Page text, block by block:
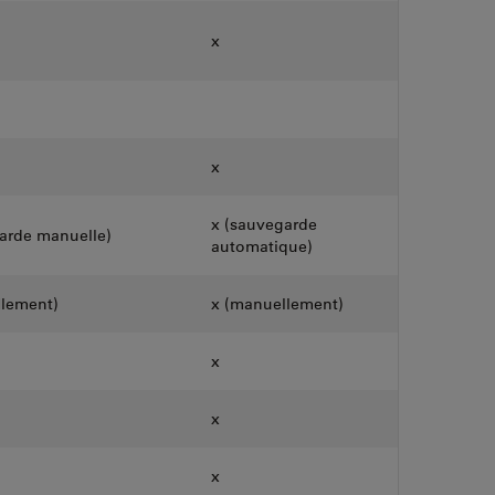
x
x
manuelle)
x (sauvegarde
automatique)
x (manuellement)
x
x
x